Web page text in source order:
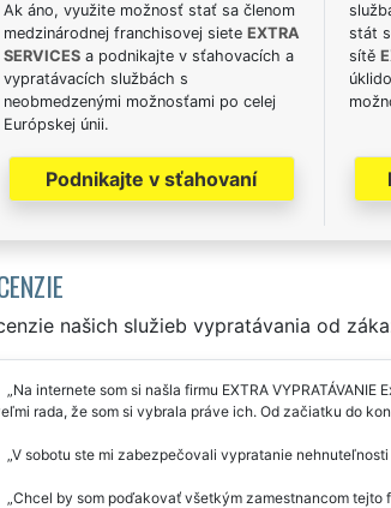
Ak áno, využite možnosť stať sa členom
medzinárodnej franchisovej siete EXTRA
SERVICESa podnikajte v sťahovacích a
vypratávacích službách s
neobmedzenými možnosťami po celej
Európskej únii.
Podnikajte v sťahovaní
stát
sítě
našich služieb vypratávania od
Na internete som si našla firmu EXTRA
rada, že som si vybrala práve ich. Od začiatku do
V sobotu ste mi zabezpečovali vypratanie
Chcel by som poďakovať všetkým zamestnancom tejto